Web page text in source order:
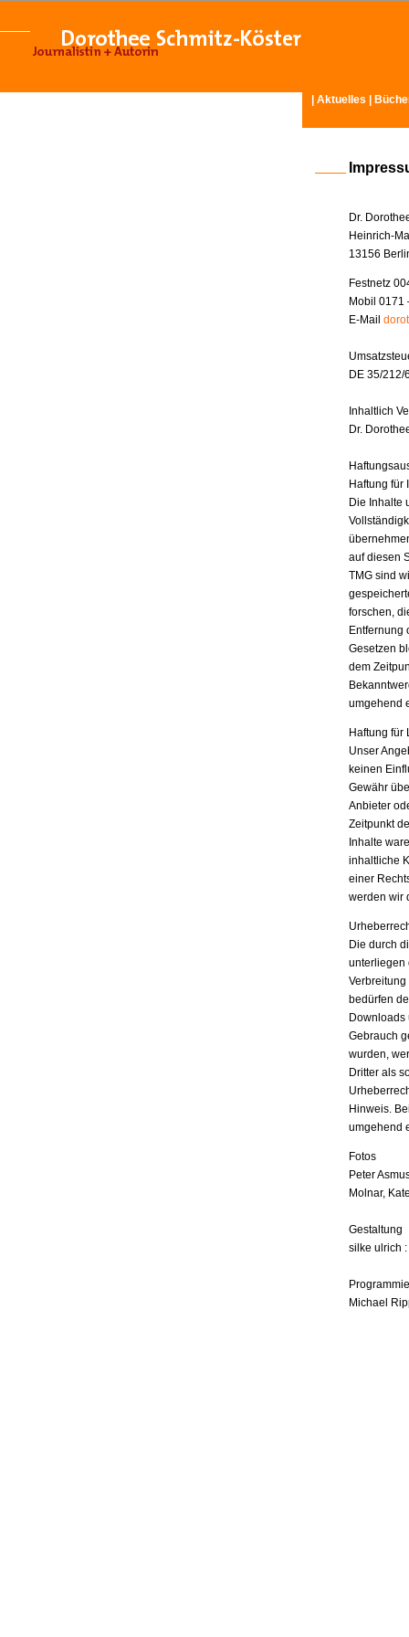
Aktuelles
Dr.
Heinrich-
13156
Festnetz
Mobil 0171
E-Mail
DE 35/212/
Inhaltlich
Dr.
Haftung für
Die Inhalte
auf diesen
TMG sind
forschen,
Entfernung
Gesetzen
dem
umgehend
Haftung für
Unser
keinen
Gewähr
Anbieter
Zeitpunkt
Inhalte
inhaltliche
einer
werden wir
Die durch
unterliegen
bedürfen
Downloads
Gebrauch
wurden,
Dritter als
Hinweis.
umgehend
Fotos
Peter
Molnar,
Gestaltung
silke ulrich
Michael